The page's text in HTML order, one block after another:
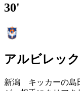
30'
アルビレッ
新潟 キッカーの島